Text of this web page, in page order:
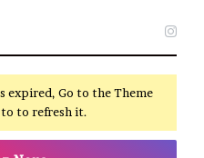
expired, Go to the Theme
to refresh it.